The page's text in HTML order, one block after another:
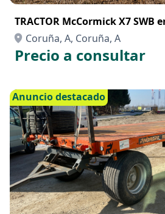
TRACTOR McCormick X7 SWB
Coruña, A, Coruña, A
Precio a consultar
Anuncio destacado